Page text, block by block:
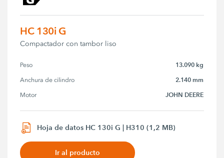
HC 130i G
Compactador con tambor liso
Peso 13.090 kg
Anchura de cilindro 2.140 mm
Motor JOHN DEERE
Hoja de datos HC 130i G | H310 (1,2 MB)
Ir al producto